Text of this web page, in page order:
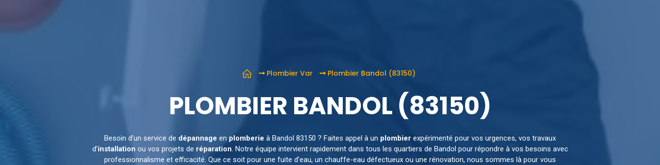
Plombier Var Plombier Bandol (83150)
PLOMBIER BANDOL (83150)
Besoin d’un service de dépannage en plomberie à Bandol 83150 ? Faites appel à un plombier expérimenté pour vos urgences, vos travaux
d’installation ou vos projets de réparation. Notre équipe intervient rapidement dans tous les quartiers de Bandol pour répondre à vos besoins avec
professionnalisme et efficacité. Que ce soit pour une fuite d’eau, un chauffe-eau défectueux ou une rénovation, nous sommes là pour vous